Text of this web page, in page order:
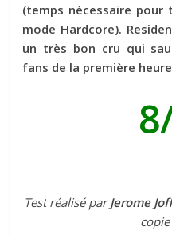
(temps nécessaire
mode Hardcore).
un très bon cru qui
fans de la première
Test réalisé parJerome